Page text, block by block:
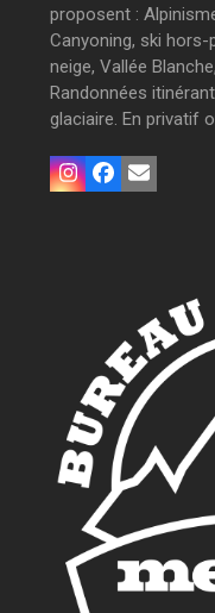
proposent :
Canyoning, ski
neige, Vallée
Randonnées
glaciaire. En privatif
Instagram
Facebook
Email